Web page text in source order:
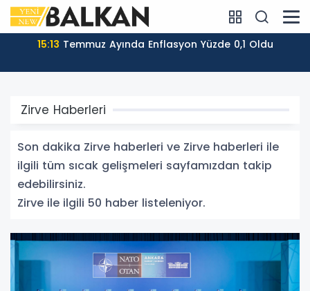
14:07Kuzey Makedonya’nın Dış Ticaret Hacmi 2026’nın
Zirve Haberleri
Son dakika Zirve haberleri ve Zirve haberleri ile
ilgili tüm sıcak gelişmeleri sayfamızdan takip
edebilirsiniz.
Zirve ile ilgili 50 haber listeleniyor.